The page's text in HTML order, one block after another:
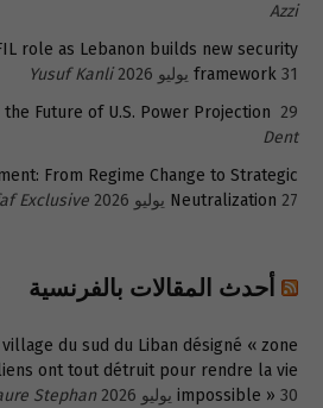
Azzi
role as Lebanon builds new security
framework 31 يوليو 2026
Yusuf Kanli
the Future of U.S. Power Projection 29 يوليو 2026
Dent
From Regime Change to Strategic
Neutralization 27 يوليو 2026 Exclusive
أحدث المقالات بالفرنسية
du sud du Liban désigné « zone
ont tout détruit pour rendre la vie
impossible » 30 يوليو 2026
Stephan